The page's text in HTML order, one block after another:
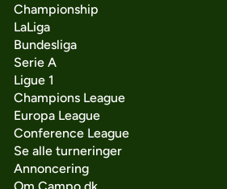
Championship
LaLiga
Bundesliga
Serie A
Ligue 1
Champions League
Europa League
Conference League
Se alle turneringer
Annoncering